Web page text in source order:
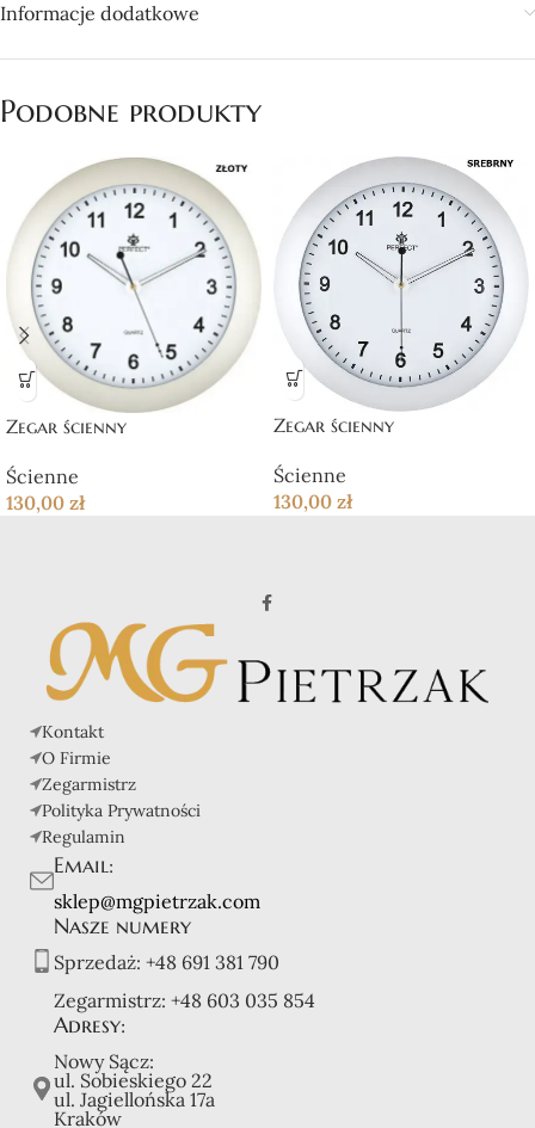
Informacje dodatkowe
Podobne produkty
Zegar ścienny
Ścienne
130,00 zł
Zegar ścienny
Ścienne
130,00 zł
Kontakt
O Firmie
Zegarmistrz
Polityka Prywatności
Regulamin
Email:
sklep@mgpietrzak.com
Nasze numery
Sprzedaż: +48 691 381 790
Zegarmistrz: +48 603 035 854
Adresy:
Nowy Sącz:
ul. Sobieskiego 22
ul. Jagiellońska 17a
Kraków